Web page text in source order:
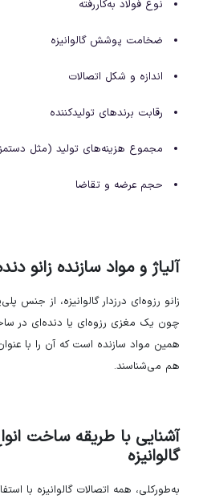
نوع فولاد به‌کاررفته
ضخامت پوشش گالوانیزه
اندازه و شکل اتصالات
رقابت برندهای تولیدکننده
مجموع هزینه‌های تولید (مثل
حجم عرضه و تقاضا
آلیاژ و مواد سازنده زانو
چون یک مغزی رزوه‌ای یا دنده‌ای در
همین مواد سازنده است که آن را با
هم می‌شناسند.
آشنایی با طریقه ساخت
گالوانیزه